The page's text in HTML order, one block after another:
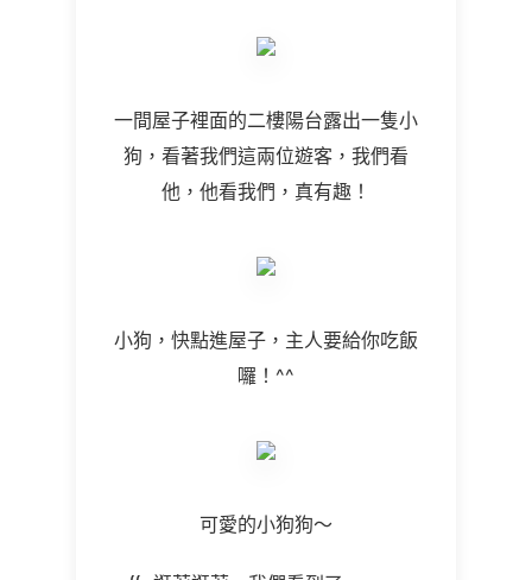
一間屋子裡面的二樓陽台露出一隻小
狗，看著我們這兩位遊客，我們看
他，他看我們，真有趣！
小狗，快點進屋子，主人要給你吃飯
囉！ ^^
可愛的小狗狗～